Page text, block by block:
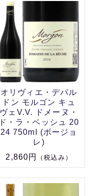
オリヴィエ・デパル
ドン モルゴン キュ
ヴェV.V. ドメーヌ・
ド・ラ・ベッシュ 20
24 750ml (ボージョ
レ)
2,860円
（税込み）